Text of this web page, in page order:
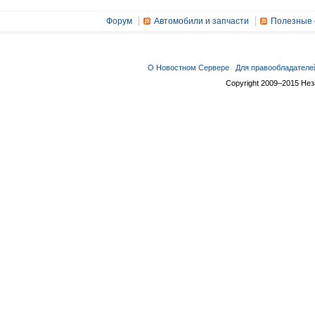
Форум Автомобили и запчасти Полезные
О Новостном Сервере
Для
Copyright 2009–2015